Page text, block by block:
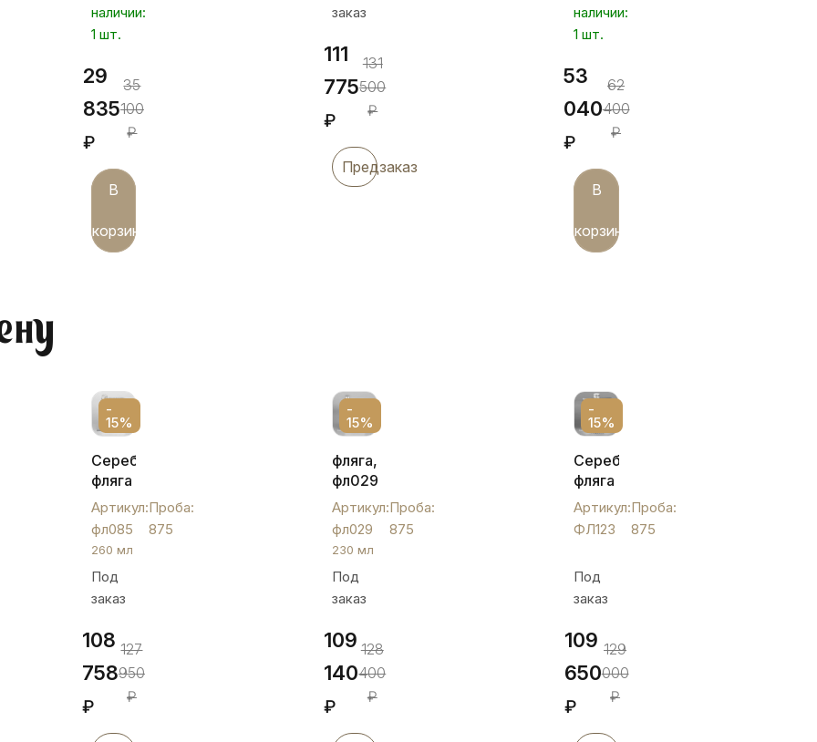
наличии:
1 шт.
29
835
₽
35
100
₽
В
корзину
заказ
111
775
₽
131
500
₽
Предзаказ
наличии:
1 шт.
53
040
₽
62
400
₽
В
корзину
-
15%
Серебряная
фляга
с
кубачинским
орнаментом
260
мл,
фл085
Артикул:
фл085
Проба:
875
260 мл
Под
заказ
108
758
₽
127
950
₽
-
15%
фляга,
фл029
Артикул:
фл029
Проба:
875
230 мл
Под
заказ
109
140
₽
128
400
₽
-
15%
Серебряная
фляга
с
оригинальной
крышкой,
Артикул:
ФЛ123
Проба:
875
Под
заказ
109
650
₽
129
000
₽